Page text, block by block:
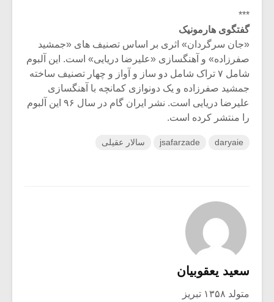
***
گفتگوی هارمونیک
«جان سرگردان» اثری بر اساس تصنیف های «جمشید
صفرزاده» و آهنگسازی «علیرضا دریایی» است. این آلبوم
شامل ۷ تراک شامل دو ساز و آواز و چهار تصنیف ساخته
جمشید صفرزاده و یک دونوازی کمانچه با آهنگسازی
علیرضا دریایی است. نشر ایران گام در سال ۹۶ این آلبوم
را منتشر کرده است.
daryaie
jsafarzade سالار عقیلی
سعید یعقوبیان
متولد ۱۳۵۸ تبریز